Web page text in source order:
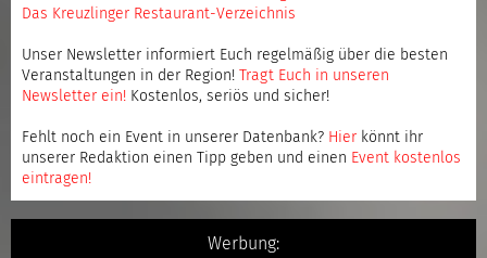
Das Kreuzlinger Restaurant-Verzeichnis
Unser Newsletter informiert Euch regelmäßig über die besten
Veranstaltungen in der Region!
Tragt Euch in unseren
Newsletter ein! Kostenlos, seriös und sicher!
Fehlt noch ein Event in unserer Datenbank? Hier könnt ihr
unserer Redaktion einen Tipp geben und einen Event kostenlos
eintragen!
Werbung: